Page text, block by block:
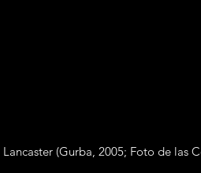
(Gurba, 2005; Foto de las